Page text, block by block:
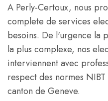
A Perly-Certoux, nous
complete de services
besoins. De l'urgence la
la plus complexe, nos
interviennent avec
respect des normes
canton de Geneve.